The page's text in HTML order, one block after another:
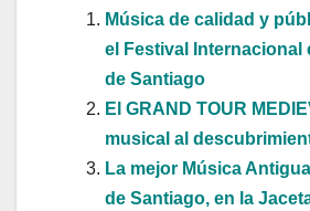
Música de calidad y
el Festival Internacional
de Santiago
El GRAND TOUR
musical al
La mejor Música
de Santiago, en la